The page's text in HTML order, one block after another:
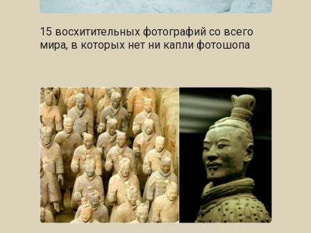
15 восхитительных фотографий со всего
мира, в которых нет ни капли фотошопа